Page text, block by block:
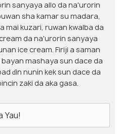
sanyaya allo da na'urorin
sha kamar su madara,
mai kuzari, ruwan kwalba da
da na'urorin sanyaya
ice cream. Firiji a saman
mashaya sun dace da
ɗin nunin kek sun dace da
zaki da aka gasa.
Yau!